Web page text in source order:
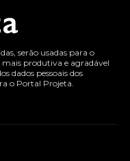
serão usadas para o
mais produtiva e agradável
dados pessoais dos
o Portal Projeta.